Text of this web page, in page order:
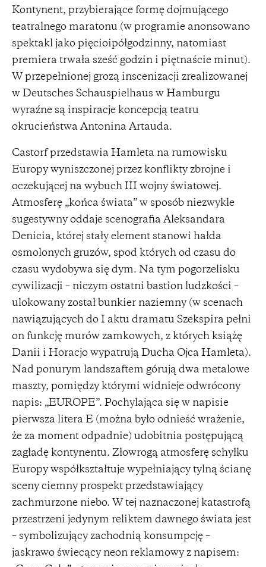
Kontynent, przybierające formę dojmującego
teatralnego maratonu (w programie anonsowano
spektakl jako pięcioipółgodzinny, natomiast
premiera trwała sześć godzin i piętnaście minut).
W przepełnionej grozą inscenizacji zrealizowanej
w Deutsches Schauspielhaus w Hamburgu
wyraźne są inspiracje koncepcją teatru
okrucieństwa Antonina Artauda.
Castorf przedstawia Hamleta na rumowisku
Europy wyniszczonej przez konflikty zbrojne i
oczekującej na wybuch III wojny światowej.
Atmosferę „końca świata” w sposób niezwykle
sugestywny oddaje scenografia Aleksandara
Denicia, której stały element stanowi hałda
osmolonych gruzów, spod których od czasu do
czasu wydobywa się dym. Na tym pogorzelisku
cywilizacji – niczym ostatni bastion ludzkości –
ulokowany został bunkier naziemny (w scenach
nawiązujących do I aktu dramatu Szekspira pełni
on funkcję murów zamkowych, z których książę
Danii i Horacjo wypatrują Ducha Ojca Hamleta).
Nad ponurym landszaftem górują dwa metalowe
maszty, pomiędzy którymi widnieje odwrócony
napis: „EUROPE”. Pochylająca się w napisie
pierwsza litera E (można było odnieść wrażenie,
że za moment odpadnie) udobitnia postępującą
zagładę kontynentu. Złowrogą atmosferę schyłku
Europy współkształtuje wypełniający tylną ścianę
sceny ciemny prospekt przedstawiający
zachmurzone niebo. W tej naznaczonej katastrofą
przestrzeni jedynym reliktem dawnego świata jest
– symbolizujący zachodnią konsumpcję –
jaskrawo świecący neon reklamowy z napisem: